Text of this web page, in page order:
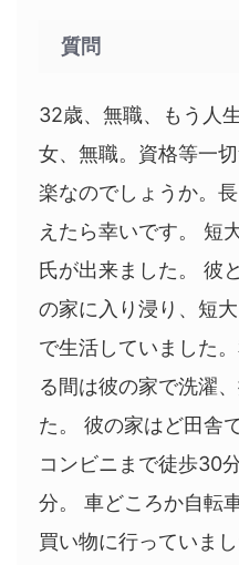
質問
32歳、無職、もう人
女、無職。資格等一
楽なのでしょうか。
えたら幸いです。 短
氏が出来ました。 彼
の家に入り浸り、短
で生活していました
る間は彼の家で洗濯
た。 彼の家はど田舎
コンビニまで徒歩30
分。 車どころか自転
買い物に行っていま